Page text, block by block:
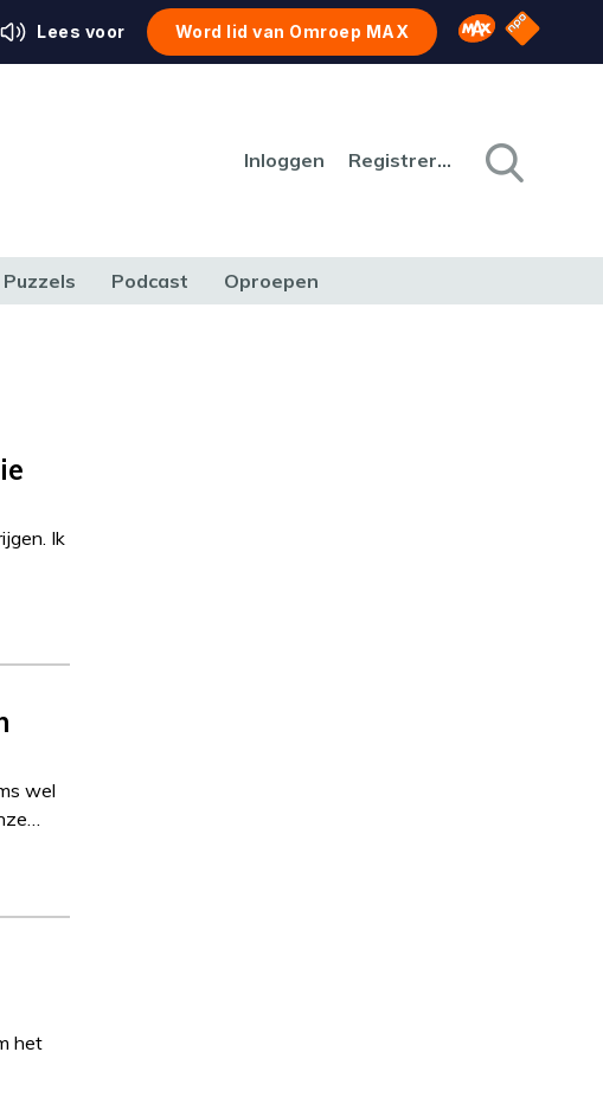
Lees voor Word lid van Omroep MAX Omroep MAX
NPO
Inloggen Registreren
Puzzels Podcast Oproepen
Ik
wel
het